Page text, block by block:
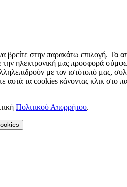
στην παρακάτω επιλογή. Τα
ηλεκτρονική μας προσφορά
με τον ιστότοπό μας,
αυτά τα cookies κάνοντας κλικ
Πολιτικού Απορρήτου.